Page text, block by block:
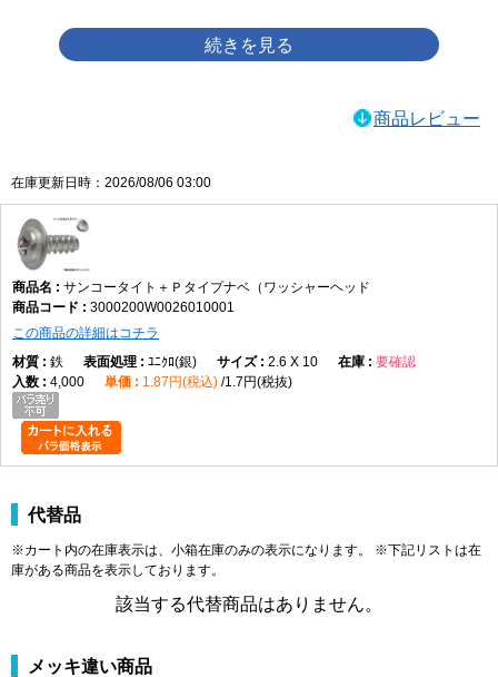
商品レビュー
在庫更新日時：2026/08/06 03:00
サンコータイト＋Ｐタイプナベ（ワッシャーヘッド
3000200W0026010001
この商品の詳細はコチラ
鉄
ﾕﾆｸﾛ(銀) 2.6 X 10
要確認
4,000
1.87円(税込) 1.7円(税抜)
代替品
※カート内の在庫表示は、小箱在庫のみの表示になります。 ※下記リストは在
庫がある商品を表示しております。
該当する代替商品はありません。
メッキ違い商品